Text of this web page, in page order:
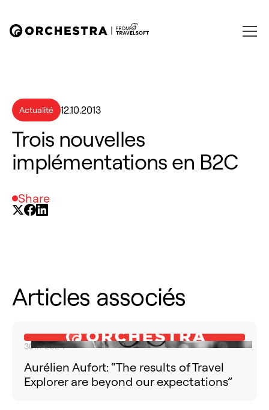
Actualité 12.10.2013
Trois nouvelles
implémentations en B2C
Share
Articles associés
30.11.2024
Aurélien Aufort: “The results of Travel
Explorer are beyond our expectations”